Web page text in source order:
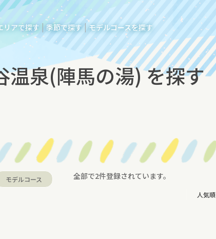
リアで探す |季節で探す|モデルコースを探す
温泉(陣馬の湯) を探す
モデルコース 全部で2件登録されています。
人気順